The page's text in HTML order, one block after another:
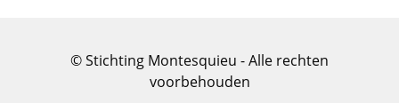
© Stichting Montesquieu - Alle rechten
voorbehouden